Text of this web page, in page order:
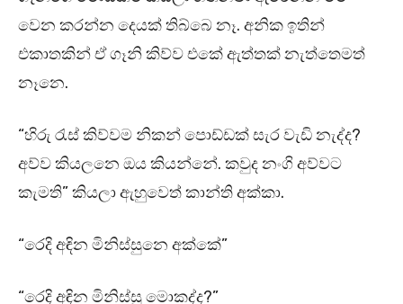
වෙන කරන්න දෙයක් තිබ්බෙ නෑ. අනික ඉතින්
එකාතකින් ඒ ගෑනි කිව්ව එකේ ඇත්තක් නැත්තෙමත්
නෑනෙ.
“හිරු රැස් කිව්වම නිකන් පොඩ්ඩක් සැර වැඩි නැද්ද?
අව්ව කියලනෙ ඔය කියන්නේ. කවුද නංගි අව්වට
කැමති” කියලා ඇහුවෙත් කාන්ති අක්කා.
“රෙදි අඳින මිනිස්සුනෙ අක්කේ”
“රෙදි අඳින මිනිස්සු මොකද්ද?”